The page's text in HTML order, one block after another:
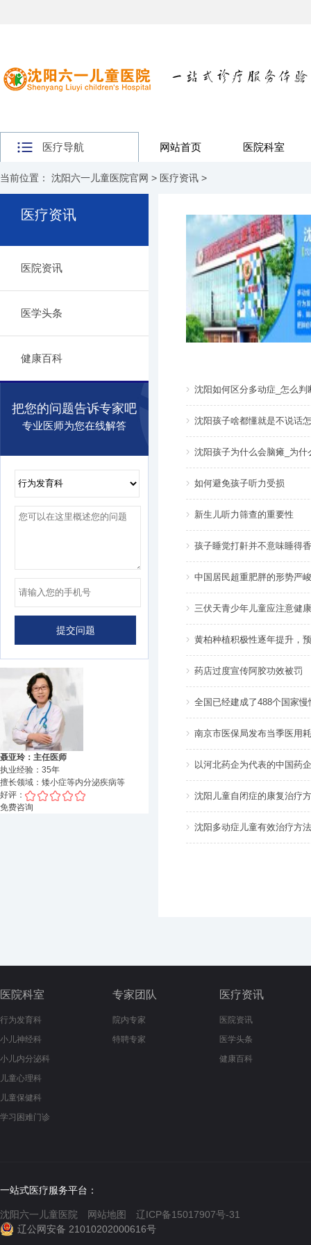
医疗导航 网站首页 医院科室
当前位置： 沈阳六一儿童医院官网 > 医疗资讯 >
医疗资讯
医院资讯
医学头条
健康百科
把您的问题告诉专家吧
专业医师为您在线解答
聂亚玲：主任医师
执业经验： 35年
擅长领域： 矮小症等内分泌疾病等
好评：
免费咨询
沈阳如何区分多动症_怎么
沈阳孩子啥都懂就是不说话
沈阳孩子为什么会脑瘫_为什
如何避免孩子听力受损
新生儿听力筛查的重要性
孩子睡觉打鼾并不意味睡得
中国居民超重肥胖的形势严
三伏天青少年儿童应注意健
黄柏种植积极性逐年提升，
药店过度宣传阿胶功效被罚
全国已经建成了488个国家
南京市医保局发布当季医用
以河北药企为代表的中国药
沈阳儿童自闭症的康复治疗
沈阳多动症儿童有效治疗方
医院科室
行为发育科
小儿神经科
小儿内分泌科
儿童心理科
儿童保健科
学习困难门诊
专家团队
院内专家
特聘专家
医疗资讯
医院资讯
医学头条
健康百科
一站式医疗服务平台：
沈阳六一儿童医院 网站地图
辽ICP备15017907号-31
辽公网安备 21010202000616号